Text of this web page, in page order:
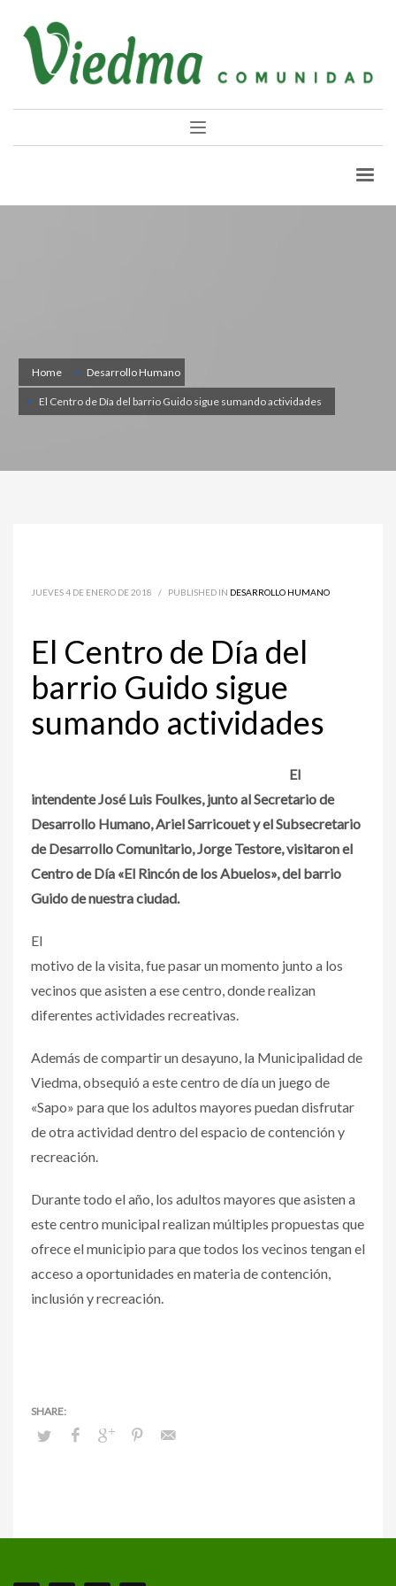
Home Desarrollo Humano
El Centro de Día del barrio Guido sigue sumando actividades
JUEVES 4 DE ENERO DE 2018 / PUBLISHED IN DESARROLLO HUMANO
El Centro de Día del
barrio Guido sigue
sumando actividades
El
intendente José Luis Foulkes, junto al Secretario de
Desarrollo Humano, Ariel Sarricouet y el Subsecretario
de Desarrollo Comunitario, Jorge Testore, visitaron el
Centro de Día «El Rincón de los Abuelos», del barrio
Guido de nuestra ciudad.
El
motivo de la visita, fue pasar un momento junto a los
vecinos que asisten a ese centro, donde realizan
diferentes actividades recreativas.
Además de compartir un desayuno, la Municipalidad de
Viedma, obsequió a este centro de día un juego de
«Sapo» para que los adultos mayores puedan disfrutar
de otra actividad dentro del espacio de contención y
recreación.
Durante todo el año, los adultos mayores que asisten a
este centro municipal realizan múltiples propuestas que
ofrece el municipio para que todos los vecinos tengan el
acceso a oportunidades en materia de contención,
inclusión y recreación.